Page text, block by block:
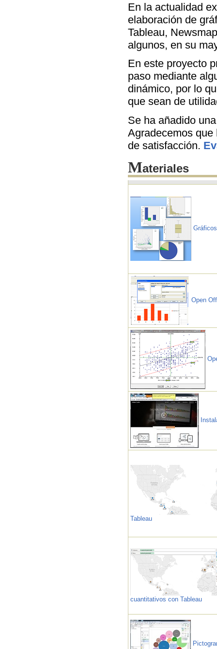
En la actualidad
elaboración de
Tableau,
algunos, en su
En este proyecto
paso mediante
dinámico, por lo
que sean de
Se ha añadido
Agradecemos que
de satisfacción.
Materiales
Open
Tableau
cuantitativos con Tableau